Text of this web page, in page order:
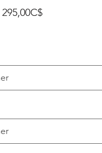
295,00C$Prix